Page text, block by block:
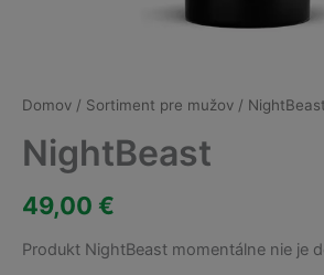
Domov / Sortiment pre mužov / NightBeast
NightBeast
49,00 €
Produkt NightBeast momentálne nie je